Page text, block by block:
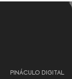
PINÁCULO DIGITAL